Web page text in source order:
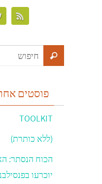
פוסטים
TOOLKIT
(ללא כותרת)
יוכרעו